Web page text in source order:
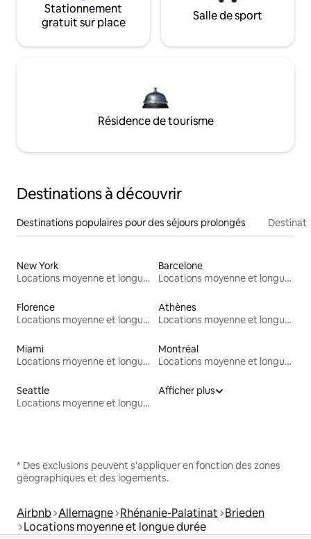
Stationnement
gratuit sur place
Salle de sport
Résidence de tourisme
Destinations à découvrir
Destinations populaires pour des séjours prolongés
New York
Locations moyenne et longue durée
Barcelone
Locations moyenne et longue durée
Florence
Locations moyenne et longue durée
Athènes
Locations moyenne et longue durée
Miami
Locations moyenne et longue durée
Montréal
Locations moyenne et longue durée
Seattle
Locations moyenne et longue durée
Afficher plus
* Des exclusions peuvent s'appliquer en fonction des zones
géographiques et des logements.
Airbnb Allemagne Rhénanie-Palatinat Brieden
Locations moyenne et longue durée